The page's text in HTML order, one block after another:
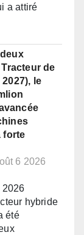
a attiré
de
2027), le
forte
6 2026
2026
hybride
été